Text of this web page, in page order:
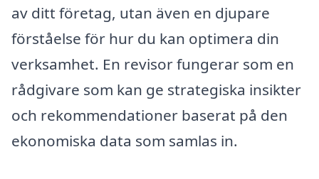
av ditt företag, utan även en djupare
förståelse för hur du kan optimera din
verksamhet. En revisor fungerar som en
rådgivare som kan ge strategiska insikter
och rekommendationer baserat på den
ekonomiska data som samlas in.